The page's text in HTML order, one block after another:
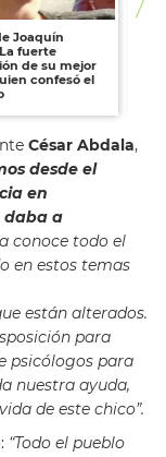
Joaquín
fuerte
de su mejor
confesó el
César Abdala,
desde el
en
daba a
conoce todo el
en estos temas
están alterados.
para
psicólogos para
nuestra ayuda,
de este chico”.
“Todo el pueblo